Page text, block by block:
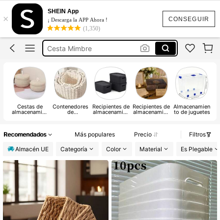
CONSEGUIR
×
SHEIN App
¡ Descarga la APP Ahora !
(1,350)
Cestas Mimbre
Cesta Almacenamiento
Cesta Mimbre
Caja Almacenamiento
Cestas Mimbre
Cestas de
almacenamien
Contenedores
de
Recipientes de
almacenamien
Recipientes de
almacenamien
Almacenamien
to de juguetes
Recomendados Más populares Precio
Filtros
Almacén UE
Categoría Color Material Es Plegable